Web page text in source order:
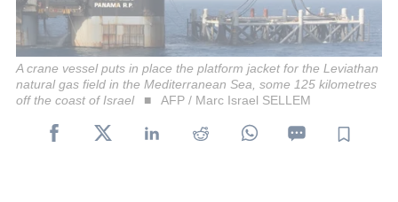
A crane vessel puts in place the platform jacket for the Leviathan
natural gas field in the Mediterranean Sea, some 125 kilometres
off the coast of Israel
AFP / Marc Israel SELLEM